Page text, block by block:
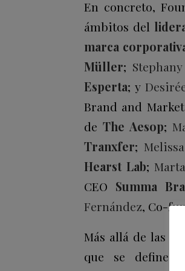
En concreto,
ámbitos del
marca
Müller;
Esperta; y
Brand and
de The Aesop;
Tranxfer;
Hearst Lab;
CEO Summa
Fernández, Co-
Más allá de las
que se define